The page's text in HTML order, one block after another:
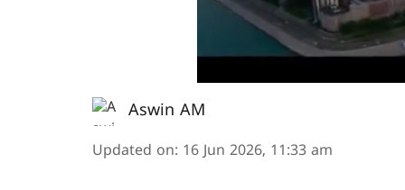
Aswin AM
Updated on: 16 Jun 2026, 11:33 am